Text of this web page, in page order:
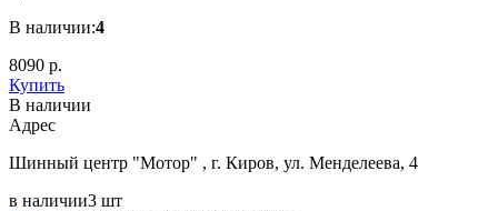
В наличии:4
8090 р.
Купить
В наличии
Aдрес
Шинный центр "Мотор" , г. Киров, ул. Менделеева, 4
в наличии3 шт